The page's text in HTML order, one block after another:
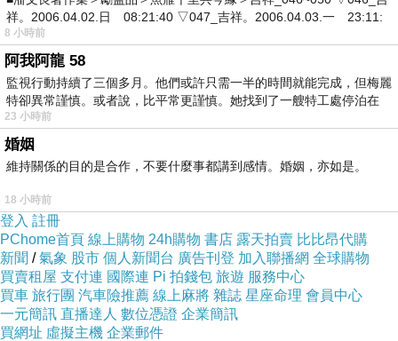
書、學歷、文憑、證照、TOEIC，歡迎來信洽詢
yutuxdaew@yahoo.com.tw
買假畢業證書|畢業證書製作|買學歷|買證書|買學
位|文憑製作|買多益|買TOEIC|買多益證書|畢業證
書、學歷、文憑、證照、TOEIC，歡迎來信洽詢
yutuxdaew@yahoo.com.tw
買假畢業證書|畢業證書製作|買學歷|買證書|買學
位|文憑製作|買多益|買TOEIC|買多益證書|畢業證
書、學歷、文憑、證照、TOEIC，歡迎來信洽詢
yutuxdaew@yahoo.com.tw
普發一萬 普發1萬普發一萬 普發1萬普發一萬 普
發1萬普發一萬 普發1萬普發一萬 普發1萬普發一
祥。2006.04.02.日 08:21:40 ▽047_吉祥。2006.04.03.一 23:11:
8 小時前
阿我阿龍 58
監視行動持續了三個多月。他們或許只需一半的時間就能完成，但梅麗
特卻異常謹慎。或者說，比平常更謹慎。她找到了一艘特工處停泊在
23 小時前
婚姻
維持關係的目的是合作，不要什麼事都講到感情。婚姻，亦如是。
18 小時前
登入 註冊
PChome首頁 線上購物 24h購物 書店 露天拍賣 比比昂代購
新聞 /氣象 股市 個人新聞台 廣告刊登 加入聯播網 全球購物
買賣租屋 支付連 國際連 Pi 拍錢包 旅遊 服務中心
買車 旅行團 汽車險推薦 線上麻將 雜誌 星座命理 會員中心
一元簡訊 直播達人 數位憑證 企業簡訊
買網址 虛擬主機 企業郵件